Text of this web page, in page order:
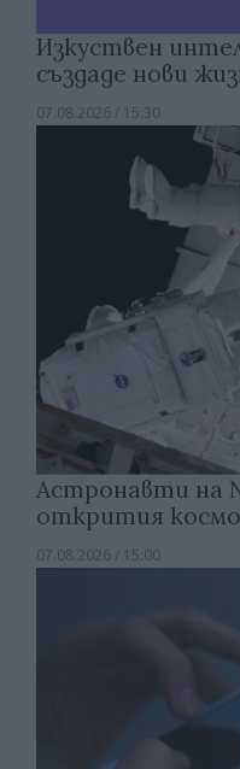
Изкуствен
създаде нови
07.08.2026 / 15:30
Астронавти на
открития
07.08.2026 / 15:00